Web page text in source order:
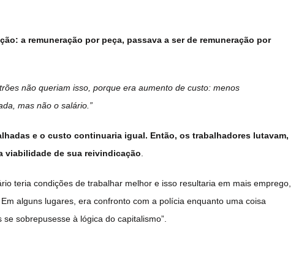
a remuneração por peça, passava a ser de remuneração por
não queriam isso, porque era aumento de custo: menos
mas não o salário.”
e o custo continuaria igual. Então, os trabalhadores lutavam,
viabilidade de sua reivindicação
teria condições de trabalhar melhor e isso resultaria em mais emprego,
alguns lugares, era confronto com a polícia enquanto uma coisa
sobrepusesse à lógica do capitalismo”.